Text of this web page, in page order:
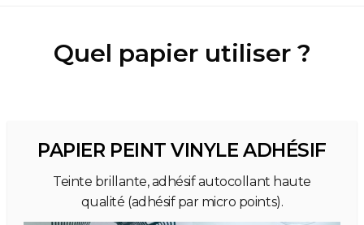
Quel papier utiliser ?
PAPIER PEINT VINYLE ADHÉSIF
Teinte brillante, adhésif autocollant haute
qualité (adhésif par micro points).